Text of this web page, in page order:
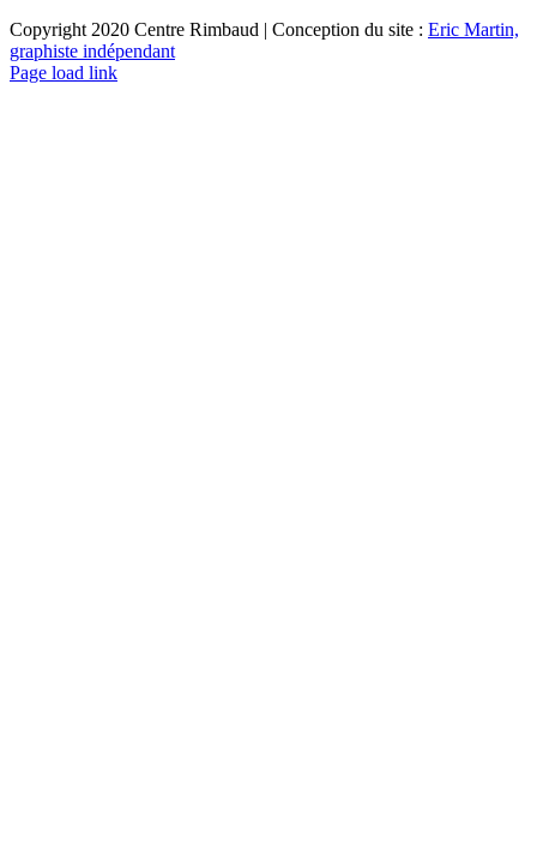
Copyright 2020 Centre Rimbaud | Conception du site : Eric Martin,
graphiste indépendant
Page load link